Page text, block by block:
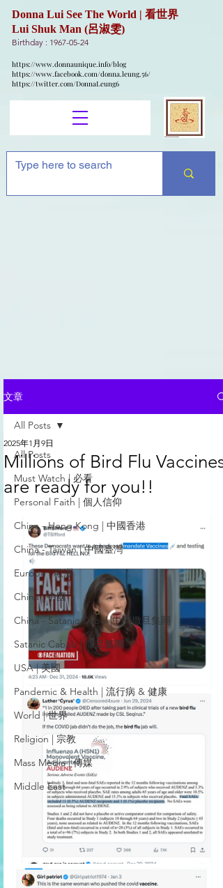
Donna Lui See The World | 看世界
Lui Shuk Man (呂淑雯)
Birthday : 1967-05-24
https://www.donnaunique.info/blog
https://www.facebook.com/donna.leung.56/
https://twitter.com/DonnaLeung6
文章
All Posts
Must Watch | 必看
Personal Faith | 個人信仰
China - Hong Kong | 中國香港
China - Taiwan | 中國臺灣
Europe | 歐洲
China | 中國
China - Satanic Cabal |中國撒旦集團
Satanic Cabals | 撒旦集團
USA | 美國
Pandemic & Health | 流行病 & 健康
World | 世界
Religion | 宗教
Mass Media | 傳媒
Middle East
All Posts
Millions of Bird Flu Vaccines
are ready for you!!
2025年1月9日